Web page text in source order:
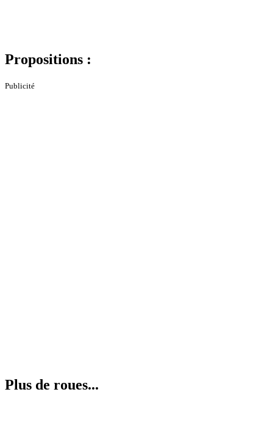
Propositions :
Publicité
Plus de roues...